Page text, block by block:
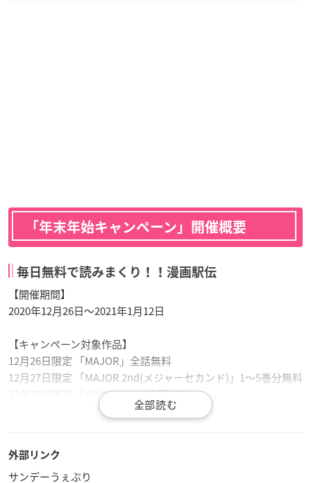
「年末年始キャンペーン」開催概要
毎日無料で読みまくり！！漫画駅伝
【開催期間】
2020年12月26日～2021年1月12日
【キャンペーン対象作品】
12月26日限定 「MAJOR」全話無料
12月27日限定 「MAJOR 2nd(メジャーセカンド)」1〜5巻分無料
12月28日限定 「KING GOLF」全話無料
12月29日限定 「ゾン100～ゾンビになるまでにしたい100のこ
12月31日限定 「信長協奏曲」1〜4巻分無料
1月1日限定 「名探偵コナン
外部リンク
サンデーうぇぶり